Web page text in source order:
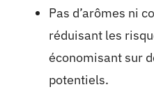
Pas d’arômes ni
réduisant les
économisant sur
potentiels.